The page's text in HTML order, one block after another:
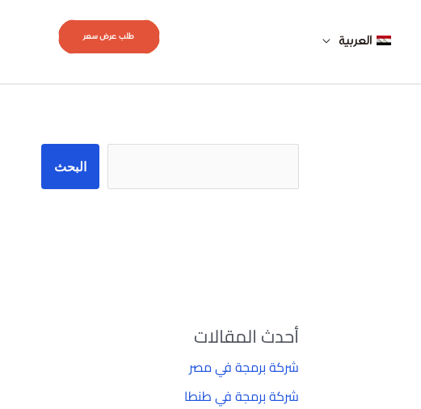
العربية طلب عرض سعر
البحث
أحدث المقالات
شركة برمجة في مصر
شركة برمجة في طنطا